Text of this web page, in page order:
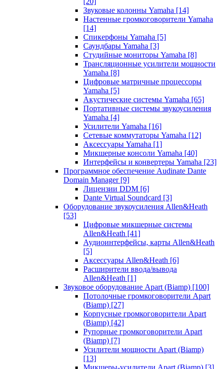
Звуковые колонны Yamaha [14]
Настенные громкоговорители Yamaha
[14]
Спикерфоны Yamaha [5]
Саундбары Yamaha [3]
Студийные мониторы Yamaha [8]
Трансляционные усилители мощности
Yamaha [8]
Цифровые матричные процессоры
Yamaha [5]
Акустические системы Yamaha [65]
Портативные системы звукоусиления
Yamaha [4]
Усилители Yamaha [16]
Сетевые коммутаторы Yamaha [12]
Аксессуары Yamaha [1]
Микшерные консоли Yamaha [40]
Интерфейсы и конвертеры Yamaha [23]
Программное обеспечение Audinate Dante
Domain Manager [9]
Лицензии DDM [6]
Dante Virtual Soundcard [3]
Оборудование звукоусиления Allen&Heath
[53]
Цифровые микшерные системы
Allen&Heath [41]
Аудиоинтерфейсы, карты Allen&Heath
[5]
Аксессуары Allen&Heath [6]
Расширители ввода/вывода
Allen&Heath [1]
Звуковое оборудование Apart (Biamp) [100]
Потолочные громкоговорители Apart
(Biamp) [27]
Корпусные громкоговорители Apart
(Biamp) [42]
Рупорные громкоговорители Apart
(Biamp) [7]
Усилители мощности Apart (Biamp)
[13]
Микшеры-усилители Apart (Biamp) [3]